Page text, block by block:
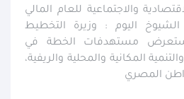
والاجتماعية للعام المالي
الشيوخ اليوم : وزيرة التخطيط
تستعرض مستهدفات الخطة في
المكانية والمحلية والريفية،
المصري